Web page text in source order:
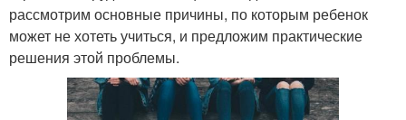
рассмотрим основные причины, по которым ребенок
может не хотеть учиться, и предложим практические
решения этой проблемы.